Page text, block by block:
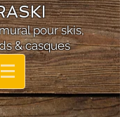
pour skis,
& casques